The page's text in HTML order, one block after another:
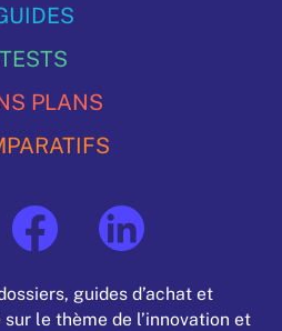
TESTS
PLANS
guides d’achat et
le thème de l’innovation et